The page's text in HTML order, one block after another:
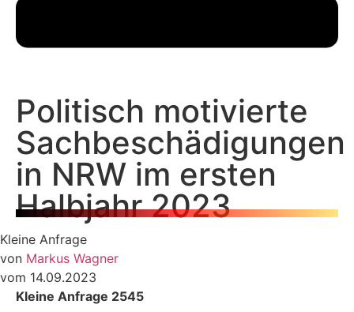
Politisch motivierte
Sachbeschädigungen
in NRW im ersten
Halbjahr 2023
Kleine Anfrage
von Markus Wagner
vom 14.09.2023
Kleine Anfrage 2545